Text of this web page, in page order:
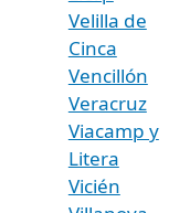
Velilla de
Cinca
Vencillón
Veracruz
Viacamp y
Litera
Vicién